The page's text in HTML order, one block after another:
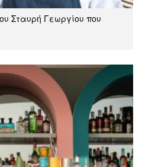
Σταυρή Γεωργίου που